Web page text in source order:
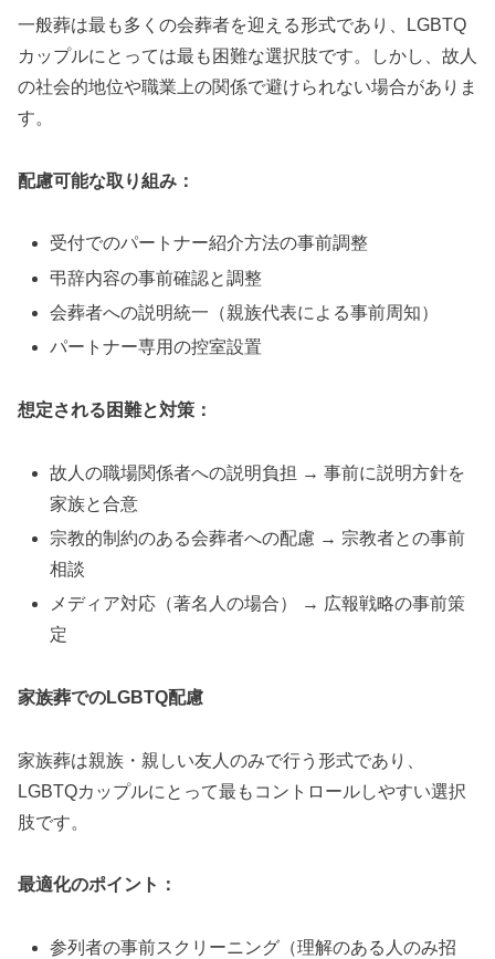
一般葬は最も多くの会葬者を迎える形式であり、LGBTQ
カップルにとっては最も困難な選択肢です。しかし、故人
の社会的地位や職業上の関係で避けられない場合がありま
す。
配慮可能な取り組み：
受付でのパートナー紹介方法の事前調整
弔辞内容の事前確認と調整
会葬者への説明統一（親族代表による事前周知）
パートナー専用の控室設置
想定される困難と対策：
故人の職場関係者への説明負担 → 事前に説明方針を
家族と合意
宗教的制約のある会葬者への配慮 → 宗教者との事前
相談
メディア対応（著名人の場合） → 広報戦略の事前策
定
家族葬でのLGBTQ配慮
家族葬は親族・親しい友人のみで行う形式であり、
LGBTQカップルにとって最もコントロールしやすい選択
肢です。
最適化のポイント：
参列者の事前スクリーニング（理解のある人のみ招